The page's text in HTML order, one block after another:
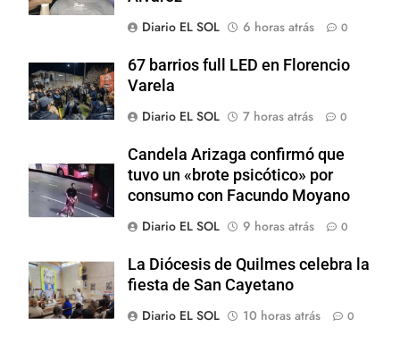
Diario EL SOL
6 horas atrás 0
67 barrios full LED en Florencio
Varela
Diario EL SOL
7 horas atrás 0
Candela Arizaga confirmó que
tuvo un «brote psicótico» por
consumo con Facundo Moyano
Diario EL SOL
9 horas atrás 0
La Diócesis de Quilmes celebra la
fiesta de San Cayetano
Diario EL SOL
10 horas atrás 0